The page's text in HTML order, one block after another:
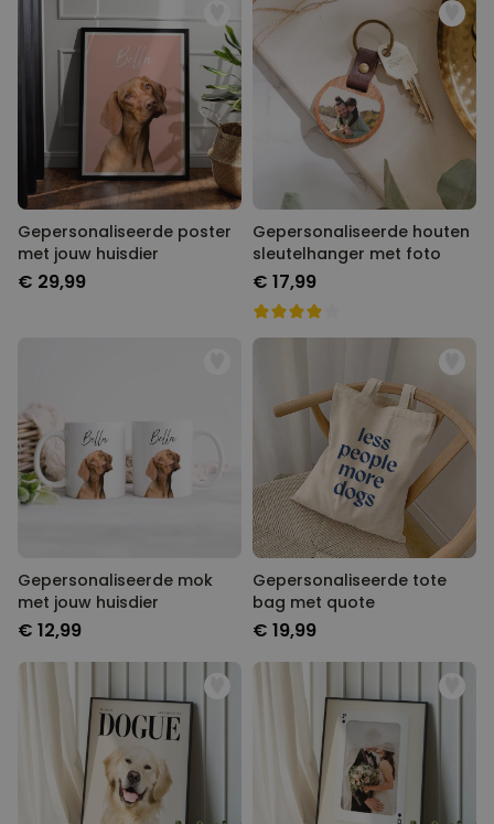
Gepersonaliseerde poster
met jouw huisdier
€ 29,99
Gepersonaliseerde houten
sleutelhanger met foto
€ 17,99
Gepersonaliseerde mok
met jouw huisdier
€ 12,99
Gepersonaliseerde tote
bag met quote
€ 19,99